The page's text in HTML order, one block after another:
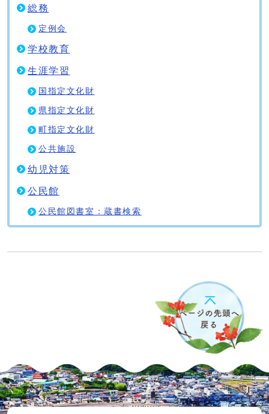
総務
定例会
学校教育
生涯学習
国指定文化財
県指定文化財
町指定文化財
公共施設
幼児対策
公民館
公民館図書室：蔵書検索